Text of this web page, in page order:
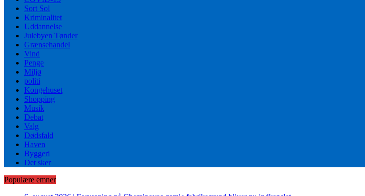
Sort Sol
Kriminalitet
Uddannelse
Julebyen Tønder
Grænsehandel
Vind
Penge
Miljø
politi
Kongehuset
Shopping
Musik
Debat
Valg
Dødsfald
Haven
Byggeri
Det sker
Populære emner